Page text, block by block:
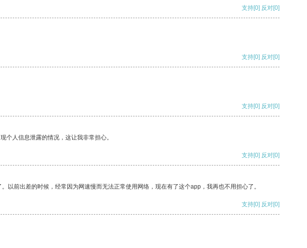
支持[0] 反对[0]
支持[0] 反对[0]
支持[0] 反对[0]
个人信息泄露的情况，这让我非常担心。
支持[0] 反对[0]
前出差的时候，经常因为网速慢而无法正常使用网络，现在有了这个app，我再也不用担心了。
支持[0] 反对[0]